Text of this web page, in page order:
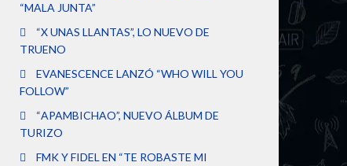
“MALA JUNTA”
“X UNAS LLANTAS”, LO NUEVO DE
TRUENO
EVANESCENCE LANZÓ “WHO WILL YOU
FOLLOW”
“APAMBICHAO”, NUEVO ÁLBUM DE
TURIZO
FMK Y FIDEL EN “TE ROBASTE MI